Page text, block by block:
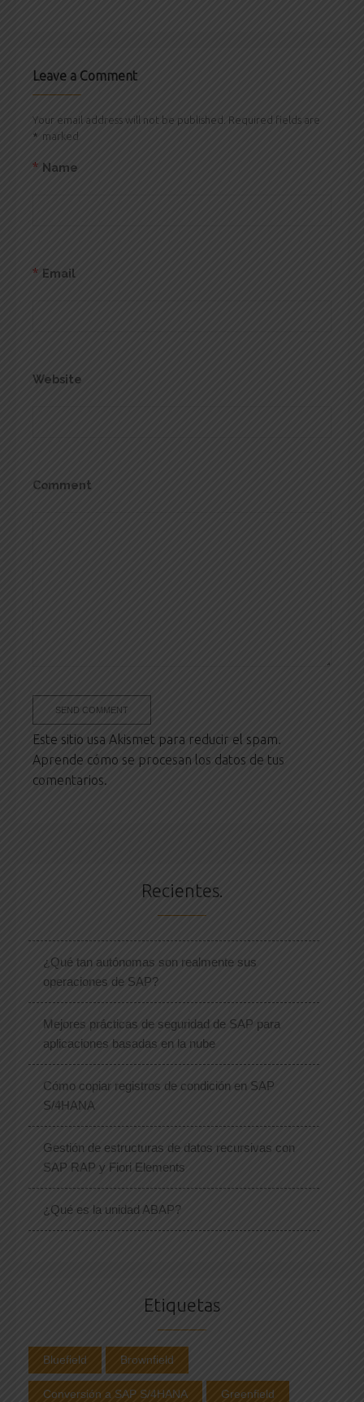
Leave a Comment
Your email address will not be published. Required fields are
marked
*
Name
*
Email
*
Website
Comment
Este sitio usa Akismet para reducir el spam.
Aprende cómo se procesan los datos de tus
comentarios.
Recientes.
¿Qué tan autónomas son realmente sus
operaciones de SAP?
Mejores prácticas de seguridad de SAP para
aplicaciones basadas en la nube
Cómo copiar registros de condición en SAP
S/4HANA
Gestión de estructuras de datos recursivas con
SAP RAP y Fiori Elements
¿Qué es la unidad ABAP?
Etiquetas
Bluefield Brownfield
Conversión a SAP S/4HANA Greenfield